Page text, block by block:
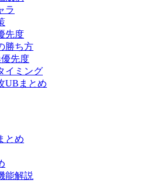
ラ
先度
勝ち方
先度
イミング
UBまとめ
とめ
能解説